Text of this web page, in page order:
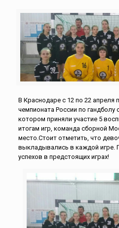
В Краснодаре с 12 по 22 апреля
чемпионата России по гандболу
котором приняли участие 5
итогам игр, команда сборной
место.Стоит отметить, что
выкладывались в каждой игре.
успехов в предстоящих играх!